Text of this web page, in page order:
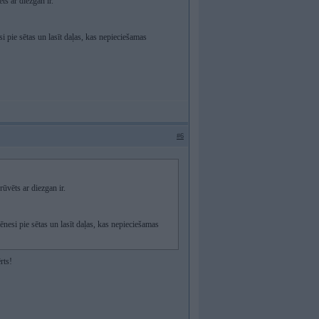
sētas un lasīt daļas, kas nepieciešamas
#6
ar diezgan ir.
pie sētas un lasīt daļas, kas nepieciešamas